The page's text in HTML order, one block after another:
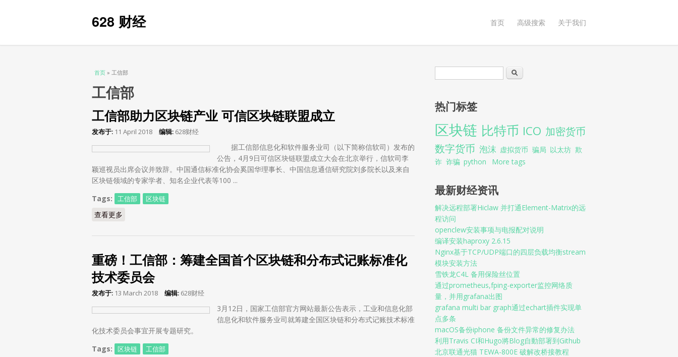
628 财经 首页 高级搜索 关于我们
当前位置
首页 » 工信部
工信部
工信部助力区块链产业 可信区块链联盟成立
发布于: 11 April 2018 编辑: 628财经
据工信部信息化和软件服务业司（以下简称信软司）发布的
公告，4月9日可信区块链联盟成立大会在北京举行，信软司李
颖巡视员出席会议并致辞。中国通信标准化协会奚国华理事长、中国信息通信研究院刘多院长以及来自
区块链领域的专家学者、知名企业代表等100 ...
Tags:
工信部 区块链
查看更多
重磅！工信部：筹建全国首个区块链和分布式记账标准化
技术委员会
发布于: 13 March 2018 编辑: 628财经
3月12日，国家工信部官方网站最新公告表示，工业和信息化部
信息化和软件服务业司就筹建全国区块链和分布式记账技术标准
化技术委员会事宜开展专题研究。
Tags:
区块链 工信部
搜索表单 搜索
热门标签
区块链 比特币 ICO 加密货币
数字货币 泡沫 虚拟货币 骗局 以太坊 欺
诈 诈骗 python More tags
最新财经资讯
解决远程部署Hiclaw 并打通Element-Matrix的远
程访问
openclew安装事项与电报配对说明
编译安装haproxy 2.6.15
Nginx基于TCP/UDP端口的四层负载均衡stream
模块安装方法
雪铁龙C4L 备用保险丝位置
通过prometheus,fping-exporter监控网络质
量，并用grafana出图
grafana multi bar graph通过echart插件实现单
点多条
macOS备份iphone 备份文件异常的修复办法
利用Travis CI和Hugo將Blog自動部署到Github
北京联通光猫 TEWA-800E 破解改桥接教程